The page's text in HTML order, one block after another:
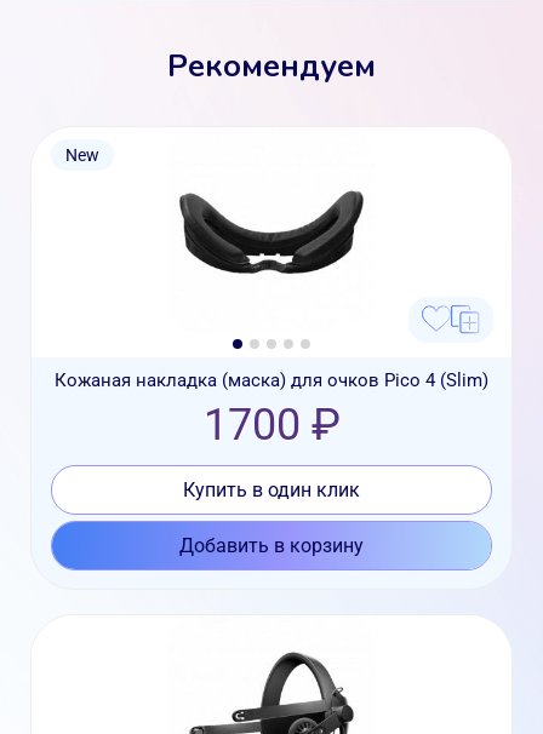
Рекомендуем
New
Кожаная накладка (маска) для очков Pico 4 (Slim)
1700 ₽
Купить в один клик
Добавить в корзину